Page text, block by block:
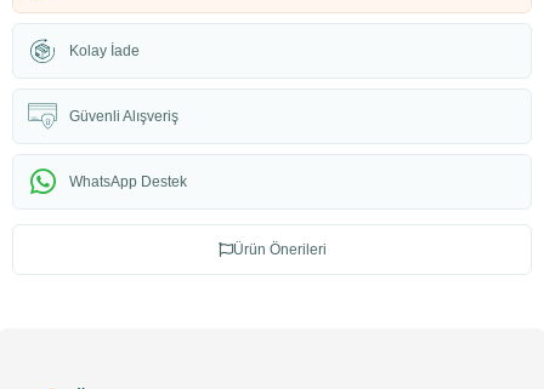
Kolay İade
Güvenli Alışveriş
WhatsApp Destek
Ürün Önerileri